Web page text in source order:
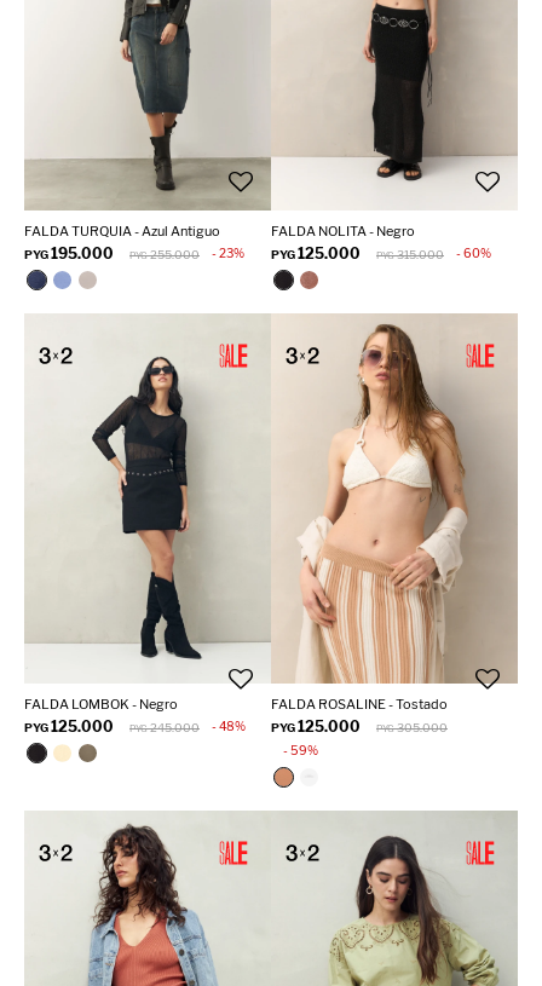
FALDA TURQUIA - Azul Antiguo
PYG195.000 PYG 255.000 23
FALDA NOLITA - Negro
PYG125.000 PYG 315.000 60
FALDA LOMBOK - Negro
PYG125.000 PYG 245.000 48
FALDA ROSALINE - Tostado
PYG125.000 PYG 305.000
59